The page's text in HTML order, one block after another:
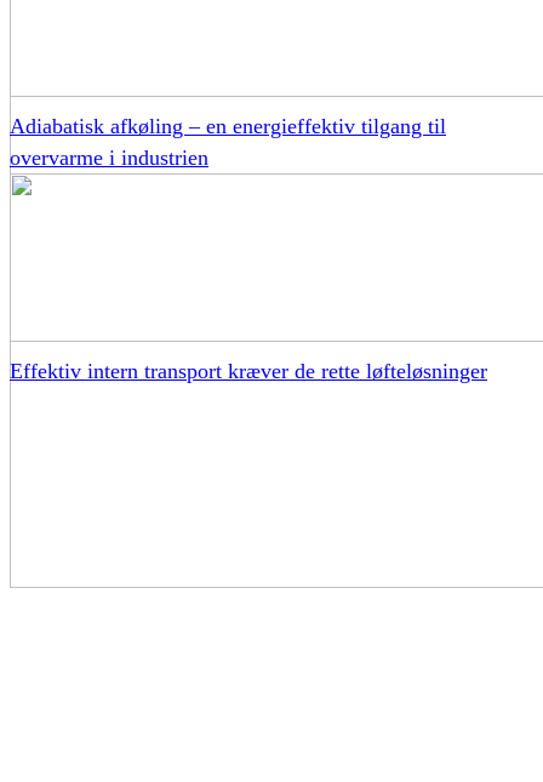
Adiabatisk afkøling – en energieffektiv tilgang til
overvarme i industrien
Effektiv intern transport kræver de rette løfteløsninger